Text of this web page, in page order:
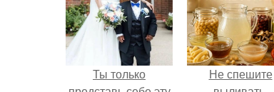
Ты только
Не спешите